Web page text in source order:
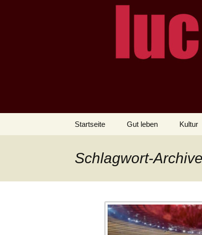
LUCKX
– das Magazin
Startseite Gut leben Kultur
Schlagwort-